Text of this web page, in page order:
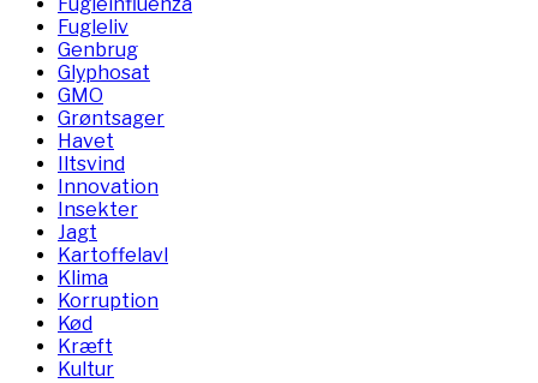
Fugleliv
Genbrug
Glyphosat
GMO
Grøntsager
Havet
Iltsvind
Innovation
Insekter
Jagt
Kartoffelavl
Klima
Korruption
Kød
Kræft
Kultur